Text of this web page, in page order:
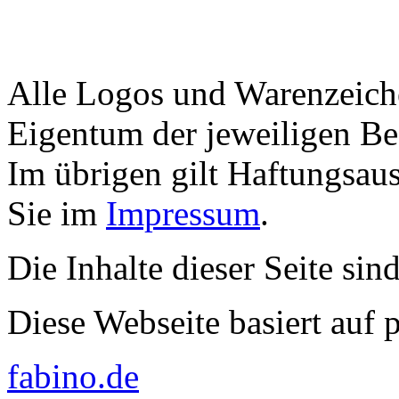
Alle Logos und
Eigentum der jeweiligen
Im übrigen gilt
Sie im Impressum.
Die Inhalte dieser Seite
Diese Webseite basiert auf
fabino.de